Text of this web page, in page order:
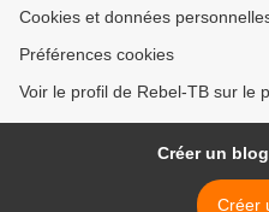
Cookies et données
Préférences cookies
Voir le profil de Rebel-TB sur le
Créer un
Créer